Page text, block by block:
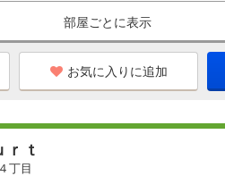
部屋ごとに表示
お気に入りに追加
ｔ
丁目